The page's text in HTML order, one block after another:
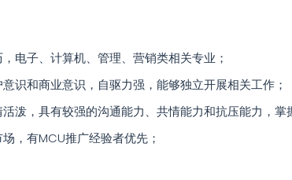
电子、计算机、管理、营销类相关专业；
识和商业意识，自驱力强，能够独立开展相关工作；
泼，具有较强的沟通能力、共情能力和抗压能力，掌
，有MCU推广经验者优先；